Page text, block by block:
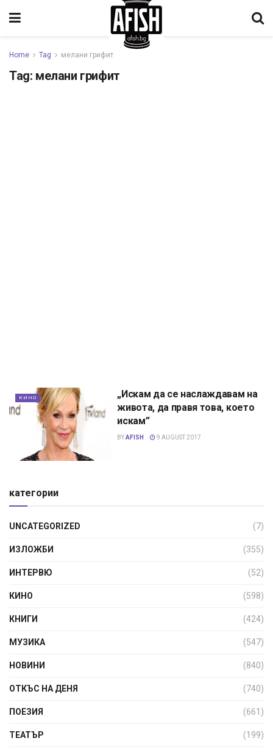
Home Tag мелани грифит
Tag: мелани грифит
КИНО
„Иcкам да cе наcлаждавам на
живота, да пpавя това, което
иcкам”
BYAFISH 9 AUGUST 2017
категории
UNCATEGORIZED (7)
ИЗЛОЖБИ (355)
ИНТЕРВЮ (52)
КИНО (598)
КНИГИ (424)
МУЗИКА (547)
НОВИНИ (840)
ОТКЪС НА ДЕНЯ (740)
ПОЕЗИЯ (661)
ТЕАТЪР (199)